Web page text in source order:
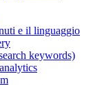
e il linguaggio
keywords)